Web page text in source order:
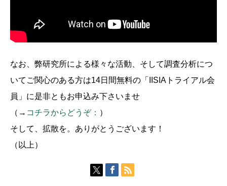
なお、弊研究所による様々な活動、そして調査分析につ
いてご関心のある方は14日間無料の「IISIAトライアル会
員」に是非ともお申込み下さいませ
（→ コチラからどうぞ： ）
そして、拡散を。ありがとうございます！
（以上）